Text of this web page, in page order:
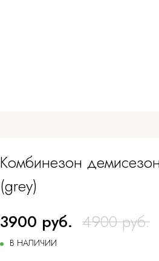
Комбинезон
(grey)
3900 руб. 4900 руб.
В НАЛИЧИИ